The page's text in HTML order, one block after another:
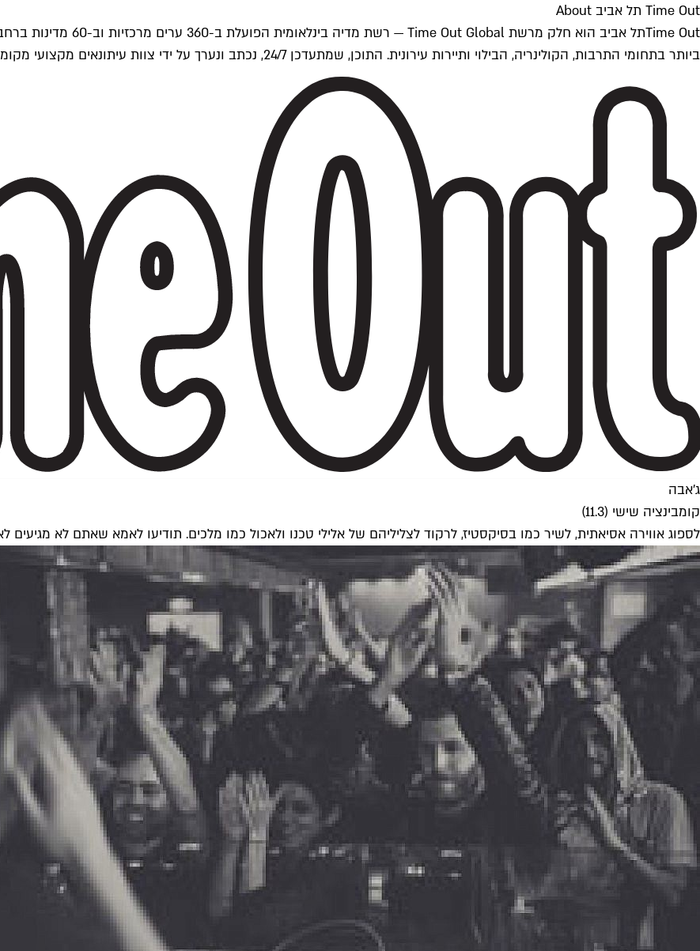
Time Out תל אביב About
ביותר בתחומי התרבות, הקולינריה, הבילוי ותיירות עירונית. התוכן, שמתעדכן 24/7, נכתב ונערך על ידי צוות עיתונאים מקצועי מקומי בישראל, בהתאם לסטנדרטים של Time Out העולמית.
ג'אבה
קומבינציה שישי (11.3)
לספוג אווירה אסיאתית, לשיר כמו בסיקסטיז, לרקוד לצליליהם של אלילי טכנו ולאכול כמו מלכים. תודיעו לאמא שאתם לא מגיעים